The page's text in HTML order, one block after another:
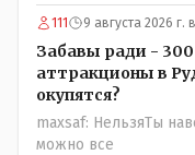
111 9 августа 2026 г.
Забавы ради -
аттракционы в
окупятся?
maxsaf: НельзяТы
можно все